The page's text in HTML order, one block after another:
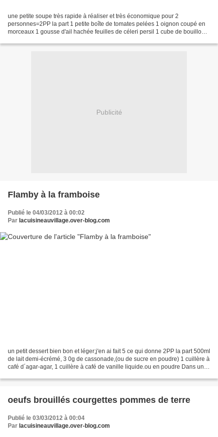
une petite soupe très rapide à réaliser et très économique pour 2
personnes=2PP la part 1 petite boîte de tomates pelées 1 oignon coupé en
morceaux 1 gousse d'ail hachée feuilles de céleri persil 1 cube de bouillon
Publicité
Flamby à la framboise
Publié le 04/03/2012 à 00:02
Par lacuisineauvillage.over-blog.com
un petit dessert bien bon et léger;j'en ai fait 5 ce qui donne 2PP la part 500ml
de lait demi-écrémé, 3 0g de cassonade,(ou de sucre en poudre) 1 cuillère à
café d´agar-agar, 1 cuillère à café de vanille liquide.ou en poudre Dans une
oeufs brouillés courgettes pommes de terre
Publié le 03/03/2012 à 00:04
Par lacuisineauvillage.over-blog.com